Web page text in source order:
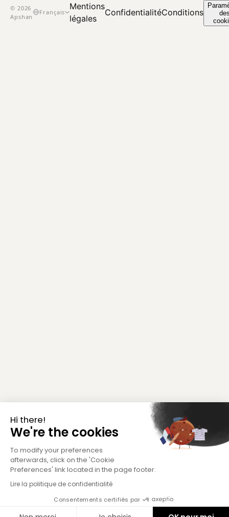
Hi there!
We're the cookies
To modify your preferences
afterwards, click on the 'Cookie
Preferences' link located in the page footer.
Lire la politique de confidentialité
Consentements certifiés par
© 2026
Apshan
Français
Mentions
légales
ConfidentialitéConditions